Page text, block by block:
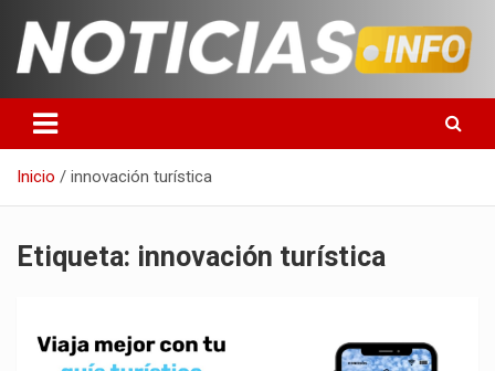
contenido
Noticias en español
Inicio innovación turística
Etiqueta: innovación turística